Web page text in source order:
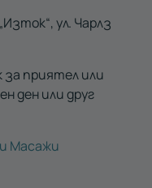
ул. Чарлз
за приятел или
ден или друг
Масажи